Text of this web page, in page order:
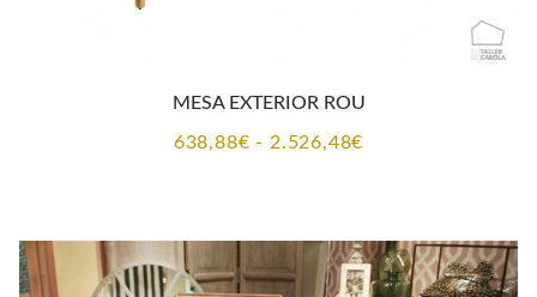
MESA EXTERIOR ROU
638,88€ - 2.526,48€
desde
638,88€